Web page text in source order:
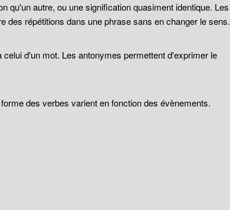
qu'un autre, ou une signification quasiment identique. Les
répétitions dans une phrase sans en changer le sens.
d'un mot. Les antonymes permettent d'exprimer le
des verbes varient en fonction des évènements.